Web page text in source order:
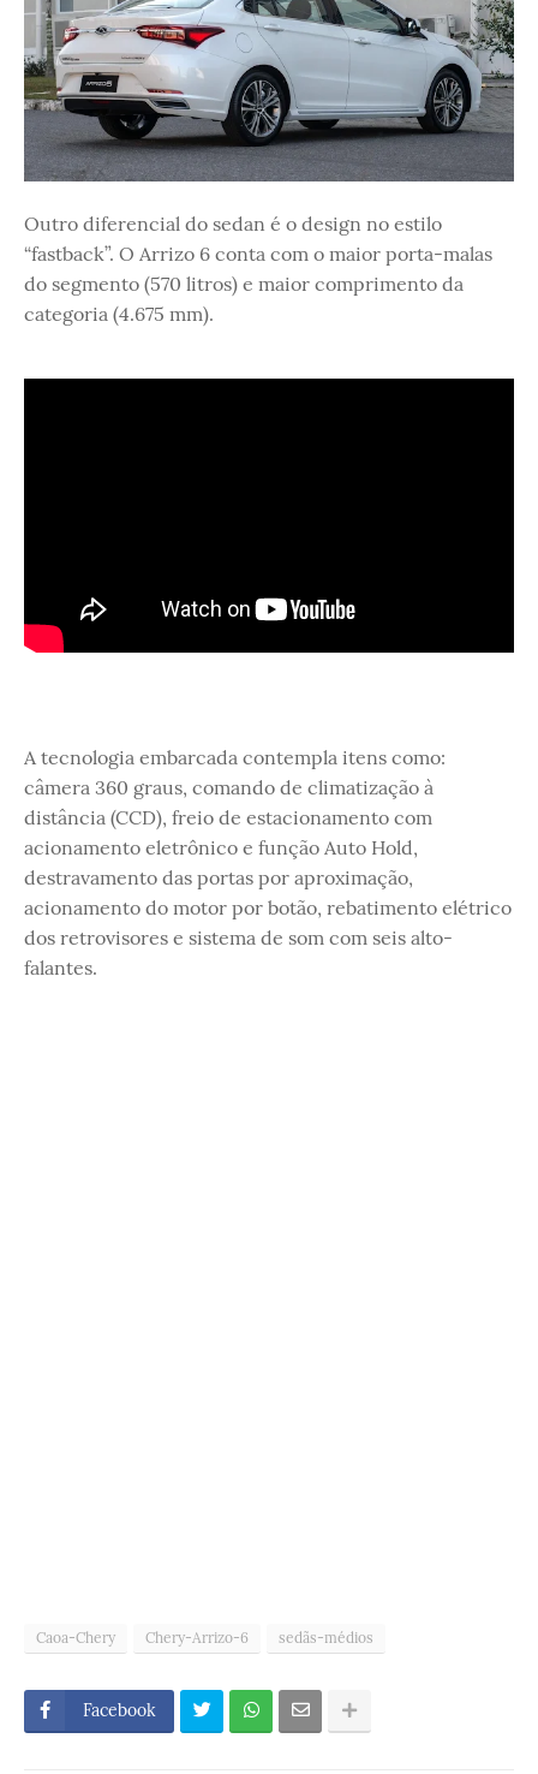
Outro diferencial do sedan é o design no estilo
“fastback”. O Arrizo 6 conta com o maior porta-malas
do segmento (570 litros) e maior comprimento da
categoria (4.675 mm).
A tecnologia embarcada contempla itens como:
câmera 360 graus, comando de climatização à
distância (CCD), freio de estacionamento com
acionamento eletrônico e função Auto Hold,
destravamento das portas por aproximação,
acionamento do motor por botão, rebatimento elétrico
dos retrovisores e sistema de som com seis alto-
falantes.
Caoa-Chery Chery-Arrizo-6 sedãs-médios
Facebook